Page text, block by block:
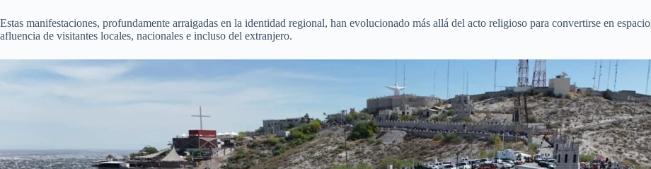
Estas manifestaciones, profundamente arraigadas en la identidad regional, han evolucionado más allá del acto religioso para convertirse en
afluencia de visitantes locales, nacionales e incluso del extranjero.